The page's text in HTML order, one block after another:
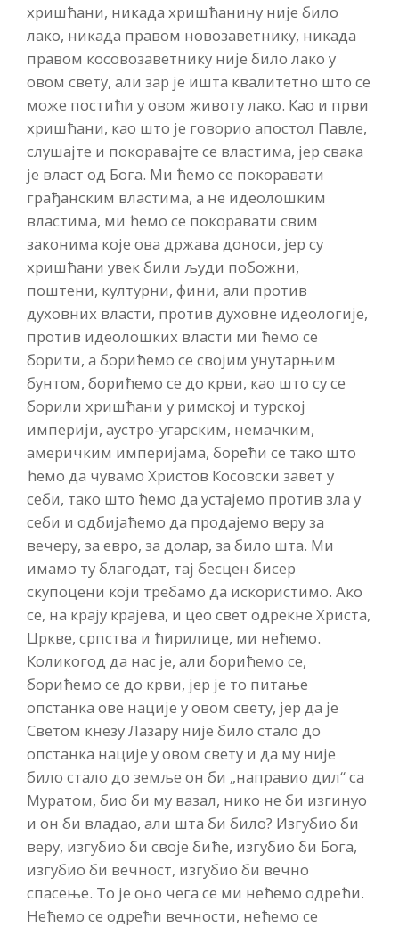
хришћани, никада хришћанину није било
лако, никада правом новозаветнику, никада
правом косовозаветнику није било лако у
овом свету, али зар је ишта квалитетно што се
може постићи у овом животу лако. Као и први
хришћани, као што је говорио апостол Павле,
слушајте и покоравајте се властима, јер свака
је власт од Бога. Ми ћемо се покоравати
грађанским властима, а не идеолошким
властима, ми ћемо се покоравати свим
законима које ова држава доноси, јер су
хришћани увек били људи побожни,
поштени, културни, фини, али против
духовних власти, против духовне идеологије,
против идеолошких власти ми ћемо се
борити, а борићемо се својим унутарњим
бунтом, борићемо се до крви, као што су се
борили хришћани у римској и турској
империји, аустро-угарским, немачким,
америчким империјама, борећи се тако што
ћемо да чувамо Христов Косовски завет у
себи, тако што ћемо да устајемо против зла у
себи и одбијаћемо да продајемо веру за
вечеру, за евро, за долар, за било шта. Ми
имамо ту благодат, тај бесцен бисер
скупоцени који требамо да искористимо. Ако
се, на крају крајева, и цео свет одрекне Христа,
Цркве, српства и ћирилице, ми нећемо.
Коликогод да нас је, али борићемо се,
борићемо се до крви, јер је то питање
опстанка ове нације у овом свету, јер да је
Светом кнезу Лазару није било стало до
опстанка нације у овом свету и да му није
било стало до земље он би „направио дил“ са
Муратом, био би му вазал, нико не би изгинуо
и он би владао, али шта би било? Изгубио би
веру, изгубио би своје биће, изгубио би Бога,
изгубио би вечност, изгубио би вечно
спасење. То је оно чега се ми нећемо одрећи.
Нећемо се одрећи вечности, нећемо се